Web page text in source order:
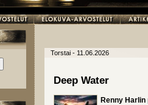
Torstai - 11.06.2026
Deep Water
Renny Harlin